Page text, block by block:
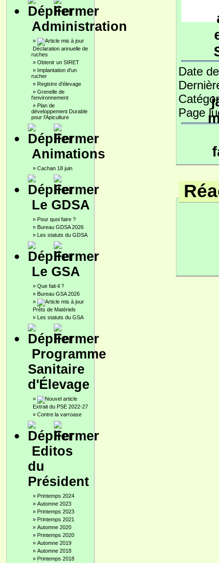
Administration
»
Déclaration annuelle de
ruches
» Obtenir un SIRET
» Implantation d'un
rucher
» Registre d'élevage
» Grenelle de
l'environnement
» Plan de
développement Durable
pour l'Apiculture
Animations
» Cachan 18 juin
Le GDSA
» Pour quoi faire ?
» Bureau GDSA 2026
» Les statuts du GDSA
Le GSA
» Que fait-il ?
» Bureau GSA 2026
»
Prêts de Matériels
» Les statuts du GSA
Programme
Sanitaire
d'Élevage
»
Extrait du PSE 2022-27
» Contre la varroase
Editos
du
Président
» Printemps 2024
» Automne 2023
» Printemps 2023
» Printemps 2021
» Automne 2020
» Printemps 2020
» Automne 2019
» Automne 2018
» Printemps 2018
Date
Page